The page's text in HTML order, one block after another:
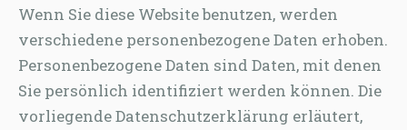
Wenn Sie diese Website benutzen, werden
verschiedene personenbezogene Daten erhoben.
Personenbezogene Daten sind Daten, mit denen
Sie persönlich identifiziert werden können. Die
vorliegende Datenschutzerklärung erläutert,